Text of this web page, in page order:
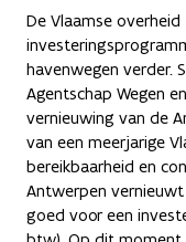
De Vlaamse
havenwegen verder.
Agentschap Wegen
vernieuwing van de
van een meerjarige
bereikbaarheid en
Antwerpen vernieuwt
goed voor een